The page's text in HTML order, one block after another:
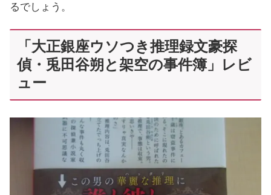
るでしょう。
「大正銀座ウソつき推理録文豪探
偵・兎田谷朔と架空の事件簿」レビ
ュー